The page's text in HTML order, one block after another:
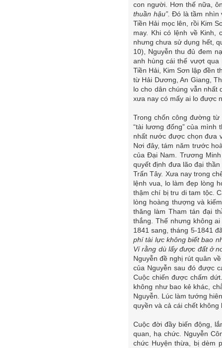
con người. Hơn thế nữa,
thuần hậu”.Đó là tầm nhìn
Tiền Hải mọc lên, rồi Kim
may. Khi có lệnh về Kinh,
nhưng chưa sử dụng hết,
10), Nguyễn thu đủ đem
anh hùng cái thế vượt
Tiền Hải, Kim Sơn lập đền
từ Hải Dương, An Giang,
lo cho dân chúng vẫn nhất
xưa nay có mấy ai lo được
Trong chốn công đường
“tài lương đống” của
nhất nước được chọn đưa
Nơi đây, tám năm trước
của Đại Nam. Trương
quyết định đưa lão đại
Trấn Tây. Xưa nay trong
lệnh vua, lo làm đẹp lòng
thậm chí bị tru di tam tộc.
lòng hoàng thượng và
thăng làm Tham tán đại
thắng. Thế nhưng không
1841 sang, tháng 5-1841
phí tài lực không biết bao
Ví rằng dù lấy được đất ở
Nguyễn đề nghị rút quân
của Nguyễn sau đó được
Cuộc chiến được chấm
không như bao kẻ khác,
Nguyễn. Lúc làm tướng
quyền và cả cái chết
Cuộc đời đầy biến động,
quan, hạ chức. Nguyễn
chức Huyện thừa, bị dèm